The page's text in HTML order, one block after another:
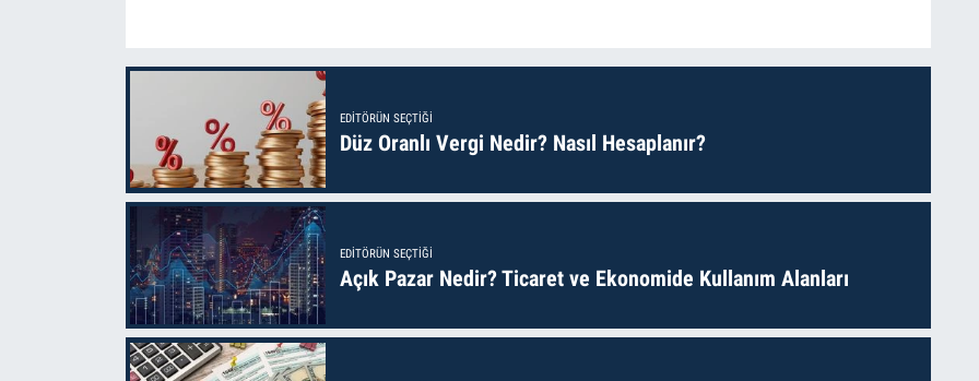
EDITÖRÜN SEÇTIĞI
Düz Oranlı Vergi Nedir? Nasıl Hesaplanır?
EDITÖRÜN SEÇTIĞI
Açık Pazar Nedir? Ticaret ve Ekonomide Kullanım Alanları